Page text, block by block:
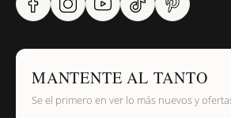
MANTENTE AL TANTO
Se el primero en ver lo más nuevos y